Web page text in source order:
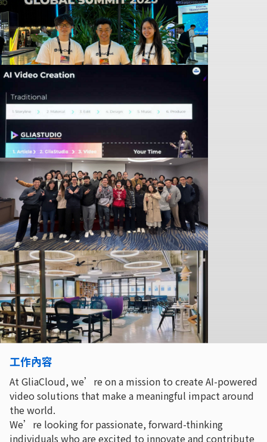
工作內容
At GliaCloud, we’re on a mission to create AI-powered
video solutions that make a meaningful impact around
the world.
We’re looking for passionate, forward-thinking
individuals who are excited to innovate and contribute